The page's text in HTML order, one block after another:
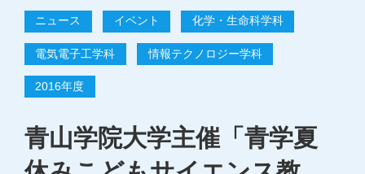
ニュース イベント 化学・生命科学科
電気電子工学科 情報テクノロジー学科
2016年度
青山学院大学主催「青学夏